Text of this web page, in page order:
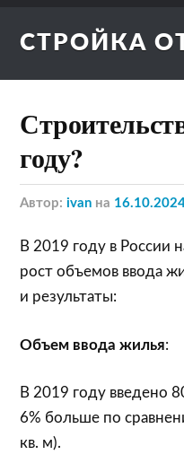
СТРОЙКА
году?
Автор:ivan на
В 2019 году в России
рост объемов ввода
и результаты:
Объем ввода жилья:
В 2019 году введено
6% больше по
кв. м).